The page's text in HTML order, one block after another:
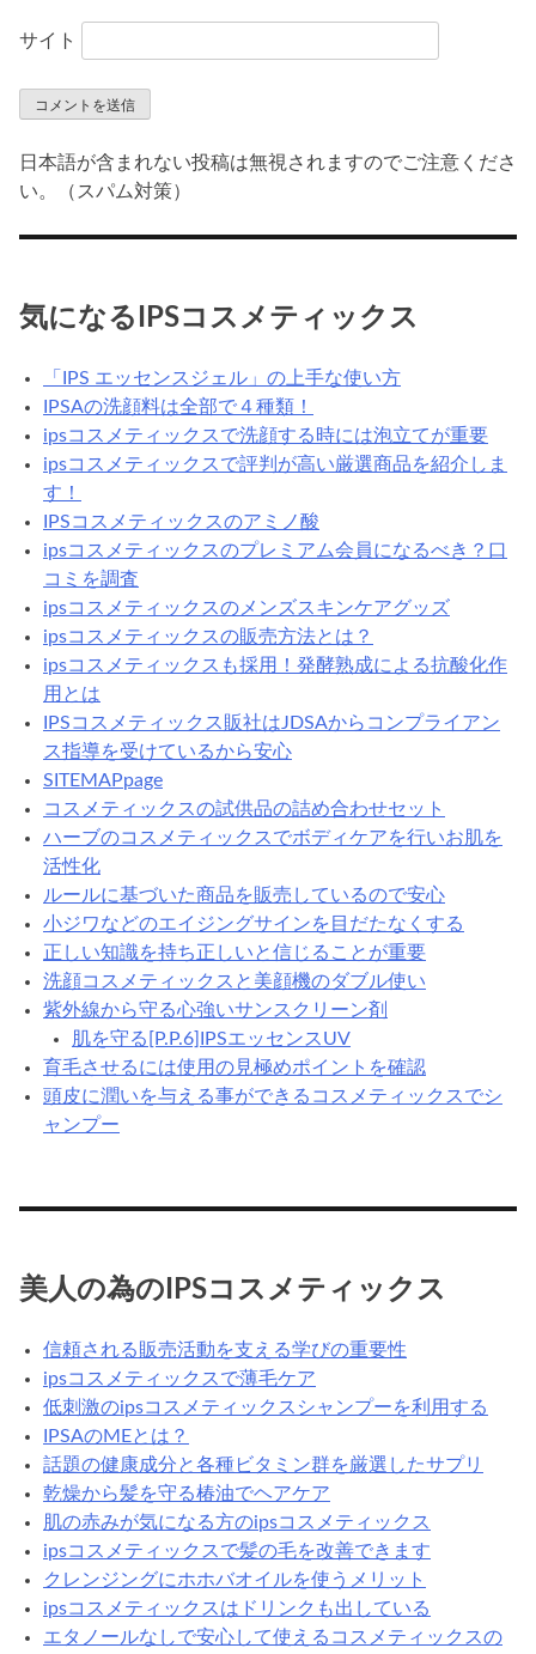
サイト
日本語が含まれない投稿は無視されますのでご注意くださ
い。（スパム対策）
気になるIPSコスメティックス
「IPS エッセンスジェル」の上手な使い方
IPSAの洗顔料は全部で４種類！
ipsコスメティックスで洗顔する時には泡立てが重要
ipsコスメティックスで評判が高い厳選商品を紹介しま
す！
IPSコスメティックスのアミノ酸
ipsコスメティックスのプレミアム会員になるべき？口
コミを調査
ipsコスメティックスのメンズスキンケアグッズ
ipsコスメティックスの販売方法とは？
ipsコスメティックスも採用！発酵熟成による抗酸化作
用とは
IPSコスメティックス販社はJDSAからコンプライアン
ス指導を受けているから安心
SITEMAPpage
コスメティックスの試供品の詰め合わせセット
ハーブのコスメティックスでボディケアを行いお肌を
活性化
ルールに基づいた商品を販売しているので安心
小ジワなどのエイジングサインを目だたなくする
正しい知識を持ち正しいと信じることが重要
洗顔コスメティックスと美顔機のダブル使い
紫外線から守る心強いサンスクリーン剤
肌を守る[P.P.6]IPSエッセンスUV
育毛させるには使用の見極めポイントを確認
頭皮に潤いを与える事ができるコスメティックスでシ
ャンプー
美人の為のIPSコスメティックス
信頼される販売活動を支える学びの重要性
ipsコスメティックスで薄毛ケア
低刺激のipsコスメティックスシャンプーを利用する
IPSAのMEとは？
話題の健康成分と各種ビタミン群を厳選したサプリ
乾燥から髪を守る椿油でヘアケア
肌の赤みが気になる方のipsコスメティックス
ipsコスメティックスで髪の毛を改善できます
クレンジングにホホバオイルを使うメリット
ipsコスメティックスはドリンクも出している
エタノールなしで安心して使えるコスメティックスの